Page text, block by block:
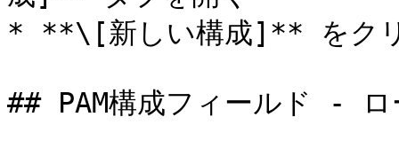
* **\[新しい構成]** をク
## PAM構成フィールド - ロ